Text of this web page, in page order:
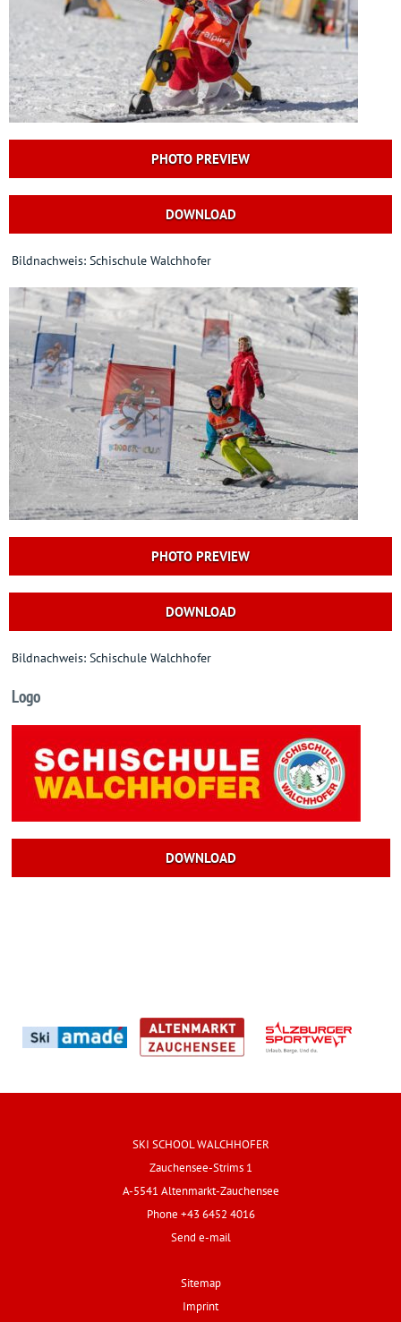
PHOTO PREVIEW
DOWNLOAD
Bildnachweis: Schischule Walchhofer
PHOTO PREVIEW
DOWNLOAD
Bildnachweis: Schischule Walchhofer
Logo
DOWNLOAD
SKI SCHOOL WALCHHOFER
Zauchensee-Strims 1
A-5541 Altenmarkt-Zauchensee
Phone +43 6452 4016
Send e-mail
Sitemap
Imprint